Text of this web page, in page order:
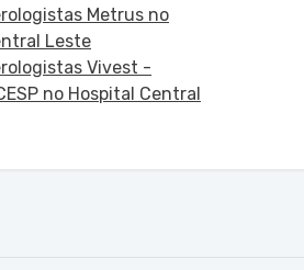
Metrus no
Leste
Vivest -
no Hospital Central